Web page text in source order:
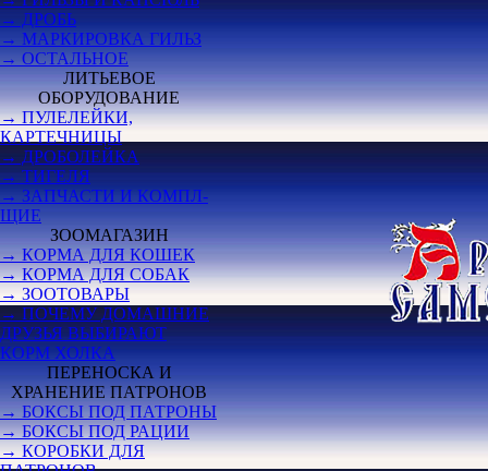
→ ДРОБЬ
→ МАРКИРОВКА ГИЛЬЗ
→ ОСТАЛЬНОЕ
ЛИТЬЕВОЕ
ОБОРУДОВАНИЕ
→ ПУЛЕЛЕЙКИ,
КАРТЕЧНИЦЫ
→ ДРОБОЛЕЙКА
→ ТИГЕЛЯ
→ ЗАПЧАСТИ И КОМПЛ-
ЩИЕ
ЗООМАГАЗИН
→ КОРМА ДЛЯ КОШЕК
→ КОРМА ДЛЯ СОБАК
→ ЗООТОВАРЫ
→ ПОЧЕМУ ДОМАШНИЕ
ДРУЗЬЯ ВЫБИРАЮТ
КОРМ ХОЛКА
ПЕРЕНОСКА И
ХРАНЕНИЕ ПАТРОНОВ
→ БОКСЫ ПОД ПАТРОНЫ
→ БОКСЫ ПОД РАЦИИ
→ КОРОБКИ ДЛЯ